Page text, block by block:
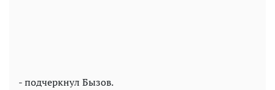
- подчеркнул Бызов.